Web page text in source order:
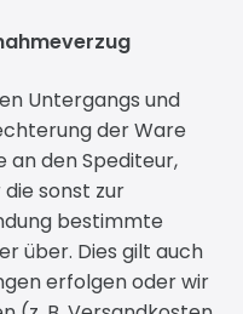
Untergangs und
der Ware
den Spediteur,
sonst zur
bestimmte
über. Dies gilt auch
erfolgen oder wir